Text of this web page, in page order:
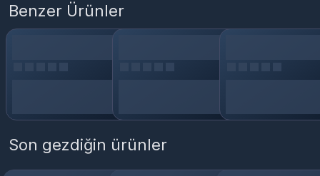
teslim edilen ürün anahtarını aktif ederek Oyun/Hizmetleri
cihazınıza indirmeniz gerekir.
Benzer Ürünler
Son gezdiğin ürünler